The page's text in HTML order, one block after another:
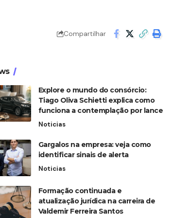
Compartilhar
Explore o mundo do consórcio:
Tiago Oliva Schietti explica como
funciona a contemplação por lance
Noticias
Gargalos na empresa: veja como
identificar sinais de alerta
Noticias
Formação continuada e
atualização jurídica na carreira de
Valdemir Ferreira Santos